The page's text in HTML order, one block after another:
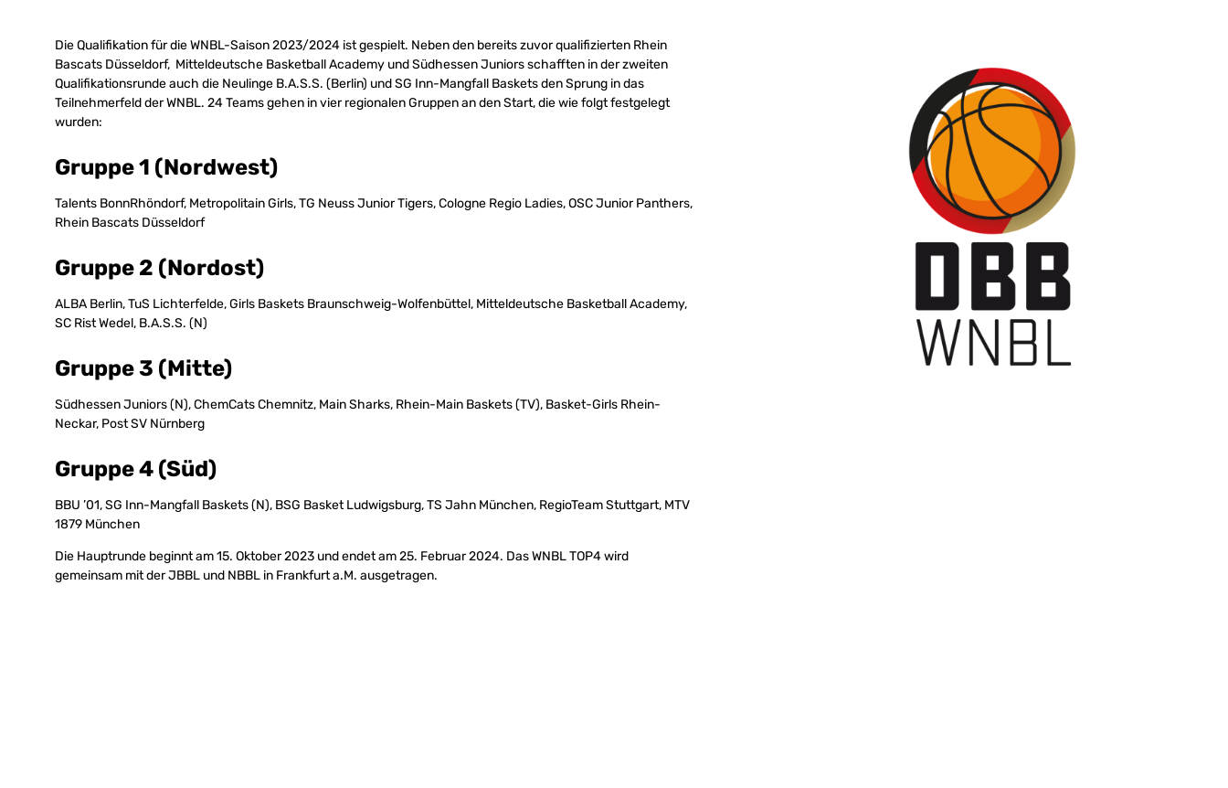
Die Qualifikation für die WNBL-Saison 2023/2024 ist gespielt. Neben den bereits zuvor qualifizierten Rhein
Bascats Düsseldorf, Mitteldeutsche Basketball Academy und Südhessen Juniors schafften in der zweiten
Qualifikationsrunde auch die Neulinge B.A.S.S. (Berlin) und SG Inn-Mangfall Baskets den Sprung in das
Teilnehmerfeld der WNBL. 24 Teams gehen in vier regionalen Gruppen an den Start, die wie folgt festgelegt
wurden:
Gruppe 1 (Nordwest)
Talents BonnRhöndorf, Metropolitain Girls, TG Neuss Junior Tigers, Cologne Regio Ladies, OSC Junior Panthers,
Rhein Bascats Düsseldorf
Gruppe 2 (Nordost)
ALBA Berlin, TuS Lichterfelde, Girls Baskets Braunschweig-Wolfenbüttel, Mitteldeutsche Basketball Academy,
SC Rist Wedel, B.A.S.S. (N)
Gruppe 3 (Mitte)
Südhessen Juniors (N), ChemCats Chemnitz, Main Sharks, Rhein-Main Baskets (TV), Basket-Girls Rhein-
Neckar, Post SV Nürnberg
Gruppe 4 (Süd)
BBU ’01, SG Inn-Mangfall Baskets (N), BSG Basket Ludwigsburg, TS Jahn München, RegioTeam Stuttgart, MTV
1879 München
Die Hauptrunde beginnt am 15. Oktober 2023 und endet am 25. Februar 2024. Das WNBL TOP4 wird
gemeinsam mit der JBBL und NBBL in Frankfurt a.M. ausgetragen.